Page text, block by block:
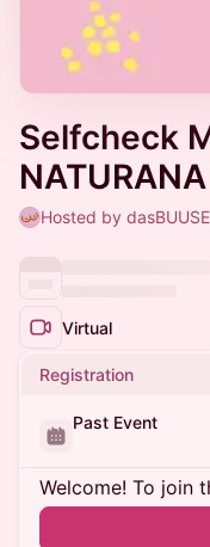
Selfcheck
NATURANA
Hosted by
Virtual
Registration
Past Event
Welcome! To join